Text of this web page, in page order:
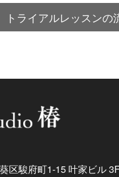
トライアルレッスンの
区駿府町1-15 叶家ビル